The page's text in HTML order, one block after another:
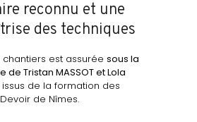
reconnu et une
des techniques
est assurée sous la
Tristan MASSOT et Lola
issus de la formation des
de Nîmes.